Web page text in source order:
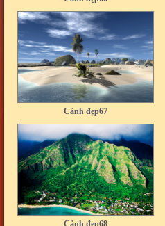
Cảnh đẹp67
Cảnh đẹp68